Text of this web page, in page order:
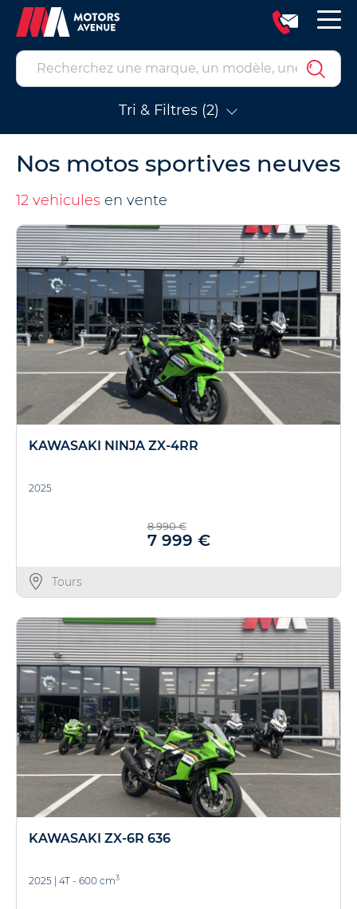
Tri & Filtres (2)
Nos motos sportives neuves
12 vehicules en vente
KAWASAKI NINJA ZX-4RR
2025
8 990 €
7 999 €
Tours
KAWASAKI ZX-6R 636
2025 4T - 600 cm3